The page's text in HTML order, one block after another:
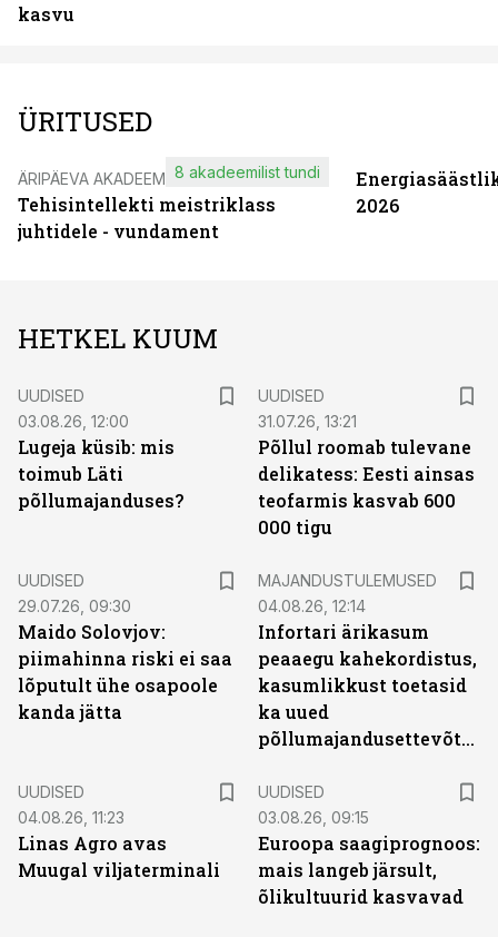
kasvu
ÜRITUSED
ÄRIPÄEVA AKADEEMIA
Tehisintellekti meistriklass
juhtidele - vundament
8 akadeemilist tundi
2026
HETKEL KUUM
UUDISED
03.08.26, 12:00
Lugeja küsib: mis
toimub Läti
põllumajanduses?
UUDISED
31.07.26, 13:21
Põllul roomab tulevane
delikatess: Eesti ainsas
teofarmis kasvab 600
000 tigu
UUDISED
29.07.26, 09:30
Maido Solovjov:
piimahinna riski ei saa
lõputult ühe osapoole
kanda jätta
MAJANDUSTULEMUSED
04.08.26, 12:14
Infortari ärikasum
peaaegu kahekordistus,
kasumlikkust toetasid
ka uued
põllumajandusettevõtted
UUDISED
04.08.26, 11:23
Linas Agro avas
Muugal viljaterminali
UUDISED
03.08.26, 09:15
Euroopa saagiprognoos:
mais langeb järsult,
õlikultuurid kasvavad